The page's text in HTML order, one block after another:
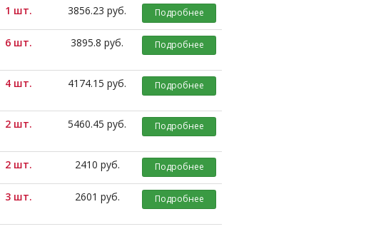
1 шт. 3856.23 руб. Подробнее
6 шт. 3895.8 руб. Подробнее
4 шт. 4174.15 руб. Подробнее
2 шт. 5460.45 руб. Подробнее
2 шт. 2410 руб. Подробнее
3 шт. 2601 руб. Подробнее